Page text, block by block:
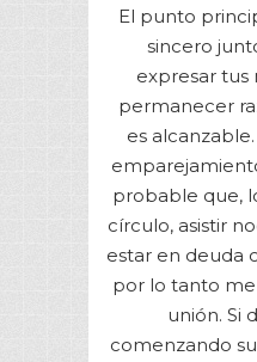
El punto
sincero
expresar tus
permanecer
es
probable que,
círculo, asistir
estar en deuda
por lo tanto
unión. Si
comenzando